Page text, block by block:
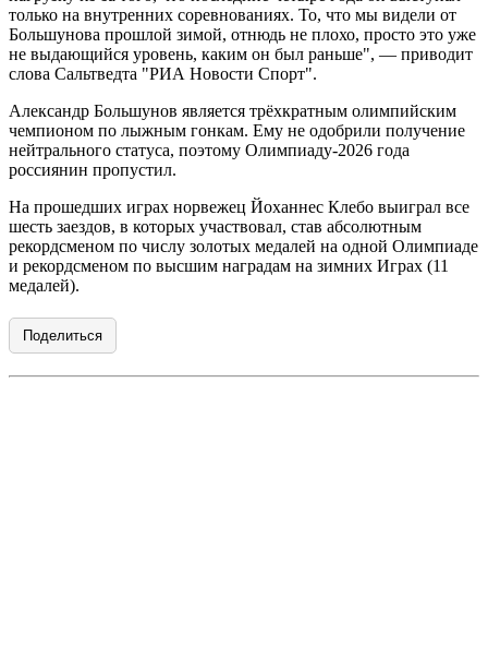
только на внутренних соревнованиях. То, что мы видели от
Большунова прошлой зимой, отнюдь не плохо, просто это уже
не выдающийся уровень, каким он был раньше", — приводит
слова Сальтведта "РИА Новости Спорт".
Александр Большунов является трёхкратным олимпийским
чемпионом по лыжным гонкам. Ему не одобрили получение
нейтрального статуса, поэтому Олимпиаду-2026 года
россиянин пропустил.
На прошедших играх норвежец Йоханнес Клебо выиграл все
шесть заездов, в которых участвовал, став абсолютным
рекордсменом по числу золотых медалей на одной Олимпиаде
и рекордсменом по высшим наградам на зимних Играх (11
медалей).
Поделиться